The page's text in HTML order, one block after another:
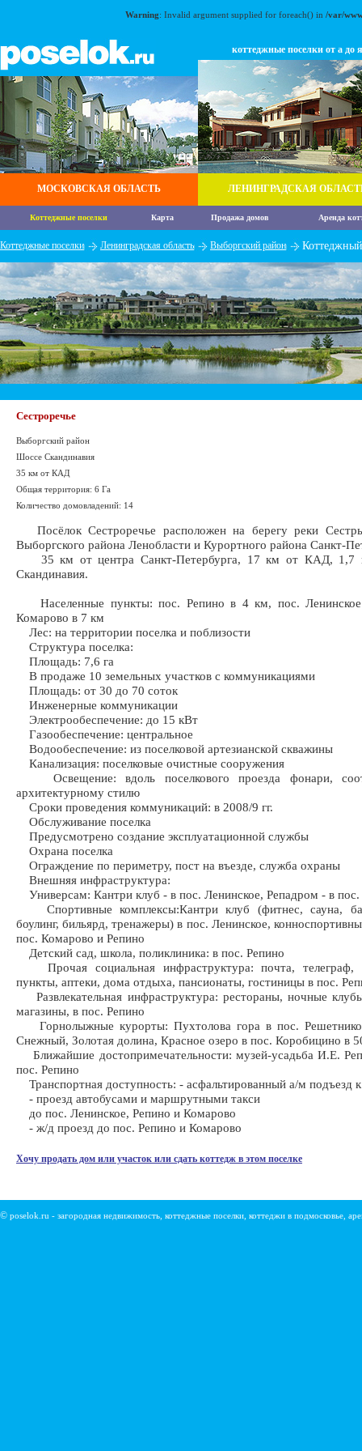
Warning: Invalid argument supplied for foreach() in /var/
МОСКОВСКАЯ ОБЛАСТЬ
коттеджные поселки от а до я
ЛЕНИНГРАДСКАЯ
Коттеджные поселки Карта Продажа домов Аренда
Коттеджные поселки Ленинградская область Выборгский район
Сестроречье
Выборгский район
Шоссе Скандинавия
35 км от КАД
Общая территория: 6 Га
Количество домовладений: 14
Посёлок Сестроречье расположен на берегу реки
Выборгского района Ленобласти и Курортного района Санкт-
35 км от центра Санкт-Петербурга, 17 км от КАД, 1,7
Скандинавия.
Населенные пункты: пос. Репино в 4 км, пос.
Комарово в 7 км
Лес: на территории поселка и поблизости
Структура поселка:
Площадь: 7,6 га
В продаже 10 земельных участков с коммуникациями
Площадь: от 30 до 70 соток
Инженерные коммуникации
Электрообеспечение: до 15 кВт
Газообеспечение: центральное
Водообеспечение: из поселковой артезианской скважины
Канализация: поселковые очистные сооружения
Освещение: вдоль поселкового проезда фонари,
архитектурному стилю
Сроки проведения коммуникаций: в 2008/9 гг.
Обслуживание поселка
Предусмотрено создание эксплуатационной службы
Охрана поселка
Ограждение по периметру, пост на въезде, служба охраны
Внешняя инфраструктура:
Универсам: Кантри клуб - в пос. Ленинское, Репадром - в пос.
Спортивные комплексы:Кантри клуб (фитнес, сауна,
боулинг, бильярд, тренажеры) в пос. Ленинское,
пос. Комарово и Репино
Детский сад, школа, поликлиника: в пос. Репино
Прочая социальная инфраструктура: почта, телеграф,
пункты, аптеки, дома отдыха, пансионаты, гостиницы в пос.
Развлекательная инфраструктура: рестораны, ночные
магазины, в пос. Репино
Горнолыжные курорты: Пухтолова гора в пос.
Снежный, Золотая долина, Красное озеро в пос. Коробицино в
Ближайшие достопримечательности: музей-усадьба И.Е.
пос. Репино
Транспортная доступность: - асфальтированный а/м подъезд
- проезд автобусами и маршрутными такси
до пос. Ленинское, Репино и Комарово
- ж/д проезд до пос. Репино и Комарово
Хочу продать дом или участок или сдать коттедж в этом поселке
© poselok.ru - загородная недвижимость, коттеджные поселки, коттеджи в подмосковье,